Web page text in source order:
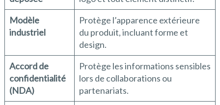
Modèle
industriel
Protège l’apparence extérieure
du produit, incluant forme et
design.
Accord de
confidentialité
(NDA)
Protège les informations sensibles
lors de collaborations ou
partenariats.